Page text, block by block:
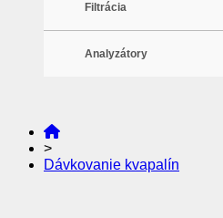
Filtrácia
Analyzátory
>
Dávkovanie kvapalín